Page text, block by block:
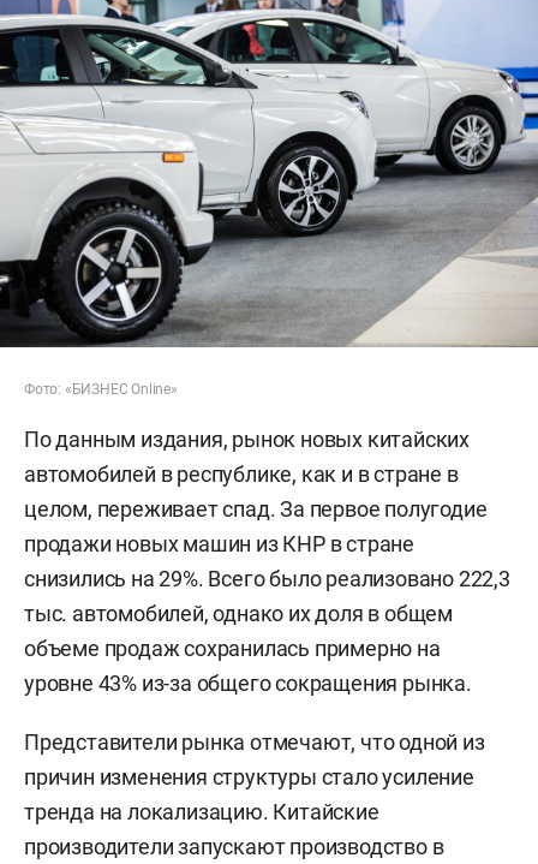
Фото: «БИЗНЕС Online»
По данным издания, рынок новых китайских
автомобилей в республике, как и в стране в
целом, переживает спад. За первое полугодие
продажи новых машин из КНР в стране
снизились на 29%. Всего было реализовано 222,3
тыс. автомобилей, однако их доля в общем
объеме продаж сохранилась примерно на
уровне 43% из-за общего сокращения рынка.
Представители рынка отмечают, что одной из
причин изменения структуры стало усиление
тренда на локализацию. Китайские
производители запускают производство в